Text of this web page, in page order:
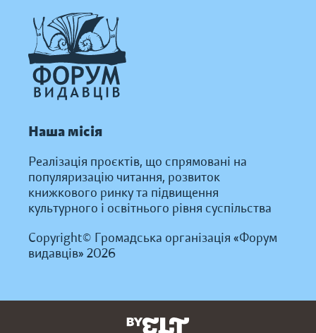
Наша місія
Реалізація проєктів, що спрямовані на
популяризацію читання, розвиток
книжкового ринку та підвищення
культурного і освітнього рівня суспільства
Copyright© Громадська організація «Форум
видавців» 2026